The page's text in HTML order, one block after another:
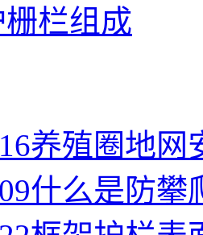
栏组成
养殖圈地网
什么是防攀